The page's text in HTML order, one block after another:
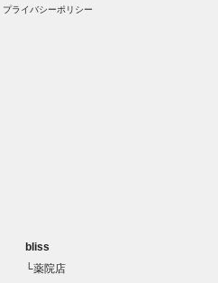
プライバシーポリシー
bliss
└薬院店